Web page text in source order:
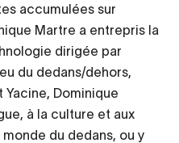
accumulées sur
Martre a entrepris la
dirigée par
du dedans/dehors,
Dominique
à la culture et aux
du dedans, ou y